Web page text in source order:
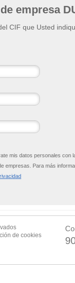
empresa
CIF que Usted
mis datos personales
empresas. Para más
de cookies